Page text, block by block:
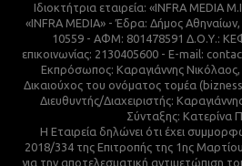
Ιδιοκτήτρια εταιρεία: «INFRA MEDIA
«INFRA MEDIA» - Έδρα: Δήμος
10559 - ΑΦΜ: 801478591 Δ.Ο.Υ.:
επικοινωνίας: 2130405600 - E-mail:
Εκπρόσωπος: Καραγιάννης
Δικαιούχος του ονόματος τομέα
Διευθυντής/Διαχειριστής:
Σύνταξης: Κατερίνα
Η Εταιρεία δηλώνει ότι έχει
2018/334 της Επιτροπής της 1ης
για την αποτελεσματική αντιμετώπιση